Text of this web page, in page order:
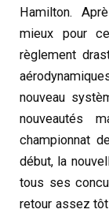
Hamilton.
mieux pour
règlement
nouveau
nouveautés
championnat
début, la
tous ses
retour assez